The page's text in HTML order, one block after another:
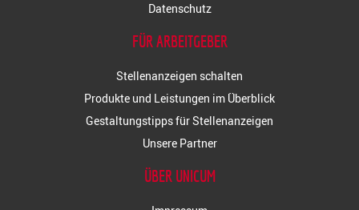
Datenschutz
FÜR ARBEITGEBER
Stellenanzeigen schalten
Produkte und Leistungen im Überblick
Gestaltungstipps für Stellenanzeigen
Unsere Partner
ÜBER UNICUM